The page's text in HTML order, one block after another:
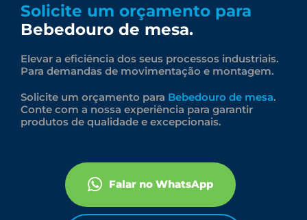
Solicite um orçamento para
Bebedouro de mesa.
Elevar a eficiência dos seus processos industriais.
Para demandas de movimentação e montagem.
Solicite um orçamento para Bebedouro de mesa.
Conte com a nossa experiência para garantir
produtos de qualidade e excepcionais.
Falar no WhatsApp